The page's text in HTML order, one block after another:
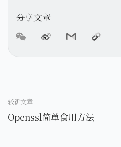
分享文章
较新文章
Openssl简单食用方法